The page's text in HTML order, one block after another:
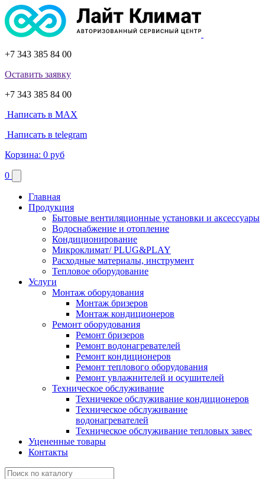
+7 343 385 84 00
Оставить заявку
+7 343 385 84 00
Написать в MAX
Написать в telegram
Корзина: 0 руб
0
Главная
Продукция
Бытовые вентиляционные установки и аксессуары
Водоснабжение и отопление
Кондиционирование
Микроклимат/ PLUG&PLAY
Расходные материалы, инструмент
Тепловое оборудование
Услуги
Монтаж оборудования
Монтаж бризеров
Монтаж кондиционеров
Ремонт оборудования
Ремонт бризеров
Ремонт водонагревателей
Ремонт кондиционеров
Ремонт теплового оборудования
Ремонт увлажнителей и осушителей
Техническое обслуживание
Техничекое обслуживание кондиционеров
Техническое обслуживание
водонагревателей
Техническое обслуживание тепловых завес
Уцененные товары
Контакты